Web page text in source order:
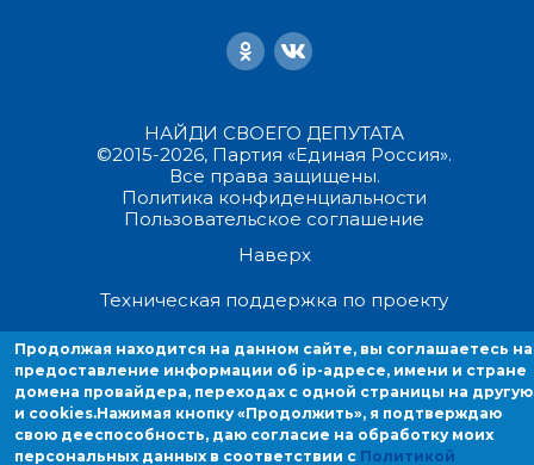
НАЙДИ СВОЕГО ДЕПУТАТА
©2015-2026, Партия «Единая Россия».
Все права защищены.
Политика конфиденциальности
Пользовательское соглашение
Наверх
Техническая поддержка по проекту
Продолжая находиться на данном сайте, вы соглашаетесь на
предоставление информации об ip-адресе, имени и стране домена
провайдера, переходах с одной страницы на другую и cookies.
Продолжая находится на данном сайте, вы соглашаетесь на
предоставление информации об ip-адресе, имени и стране
домена провайдера, переходах с одной страницы на другую
и cookies.Нажимая кнопку «Продолжить», я подтверждаю
свою дееспособность, даю согласие на обработку моих
персональных данных в соответствии с Политикой